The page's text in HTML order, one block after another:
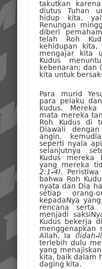
takutkan
diutus Tuhan
hidup kita,
Renungan
diberi
telah Roh
kehidupan
mengajar kita
Kudus
kebenaran; dan
kita untuk
Para murid
para pelaku
kudus. Mereka
mata mereka
Roh Kudus di
Diawali
angin,
seperti nyala
selanjutnya
Kudus mereka
yang mereka
2:1-4).
bahwa Roh
nyata dan Dia
setiap orang-
kepadaNya
rencana serta
menjadi
Kudus bekerja
menggenapkan
Allah, Ia (lidah-
terlebih dulu
yang
kita, baik dalam
daging kita.